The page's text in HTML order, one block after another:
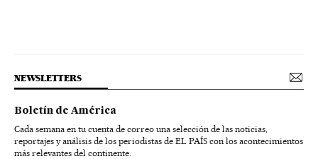
NEWSLETTERS
Boletín de América
Cada semana en tu cuenta de correo una selección de las noticias,
reportajes y análisis de los periodistas de EL PAÍS con los acontecimientos
más relevantes del continente.